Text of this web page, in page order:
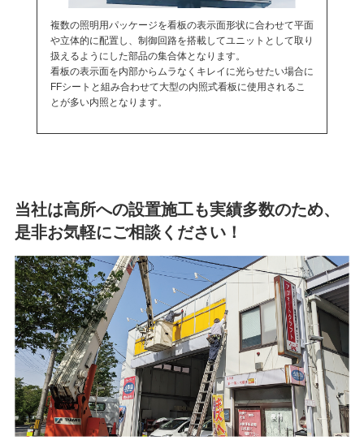
複数の照明用パッケージを看板の表示面形状に合わせて平面
や立体的に配置し、制御回路を搭載してユニットとして取り
扱えるようにした部品の集合体となります。
看板の表示面を内部からムラなくキレイに光らせたい場合に
FFシートと組み合わせて大型の内照式看板に使用されるこ
とが多い内照となります。
当社は高所への設置施工も実績多数のため、
是非お気軽にご相談ください！